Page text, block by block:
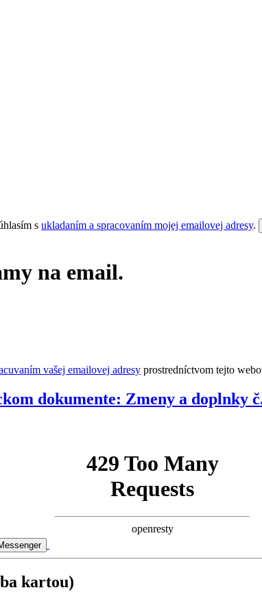
s ukladaním a spracovaním mojej emailovej adresy.
na email.
vašej emailovej adresy prostredníctvom tejto
dokumente: Zmeny a doplnky
kartou)